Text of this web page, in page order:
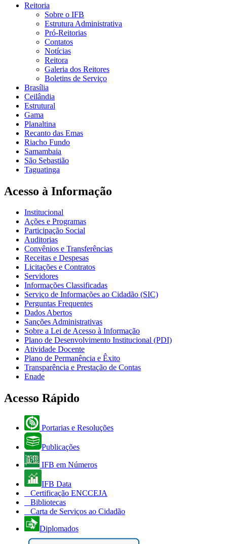
Reitoria
Sobre o IFB
Estrutura Administrativa
Pró-Reitorias
Contatos
Notícias
Reitora
Galeria dos Reitores
Boletins de Serviço
Brasília
Ceilândia
Estrutural
Gama
Planaltina
Recanto das Emas
Riacho Fundo
Samambaia
São Sebastião
Taguatinga
Acesso à Informação
Institucional
Ações e Programas
Participação Social
Auditorias
Convênios e Transferências
Receitas e Despesas
Licitações e Contratos
Servidores
Informações Classificadas
Serviço de Informações ao Cidadão (SIC)
Perguntas Frequentes
Dados Abertos
Sanções Administrativas
Sobre a Lei de Acesso à Informação
Plano de Desenvolvimento Institucional (PDI)
Atividade Docente
Plano de Permanência e Êxito
Transparência e Prestação de Contas
Enade
Acesso Rápido
Portarias e Resoluções
Publicações
IFB em Números
IFB Data
Certificação ENCCEJA
Bibliotecas
Carta de Serviços ao Cidadão
Diplomados